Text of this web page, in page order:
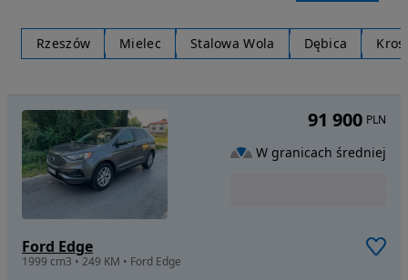
Rzeszów Mielec Stalowa Wola Dębica
Ford Edge
1999 cm3 • 249 KM • Ford Edge
91 900 PLN
W granicach średniej